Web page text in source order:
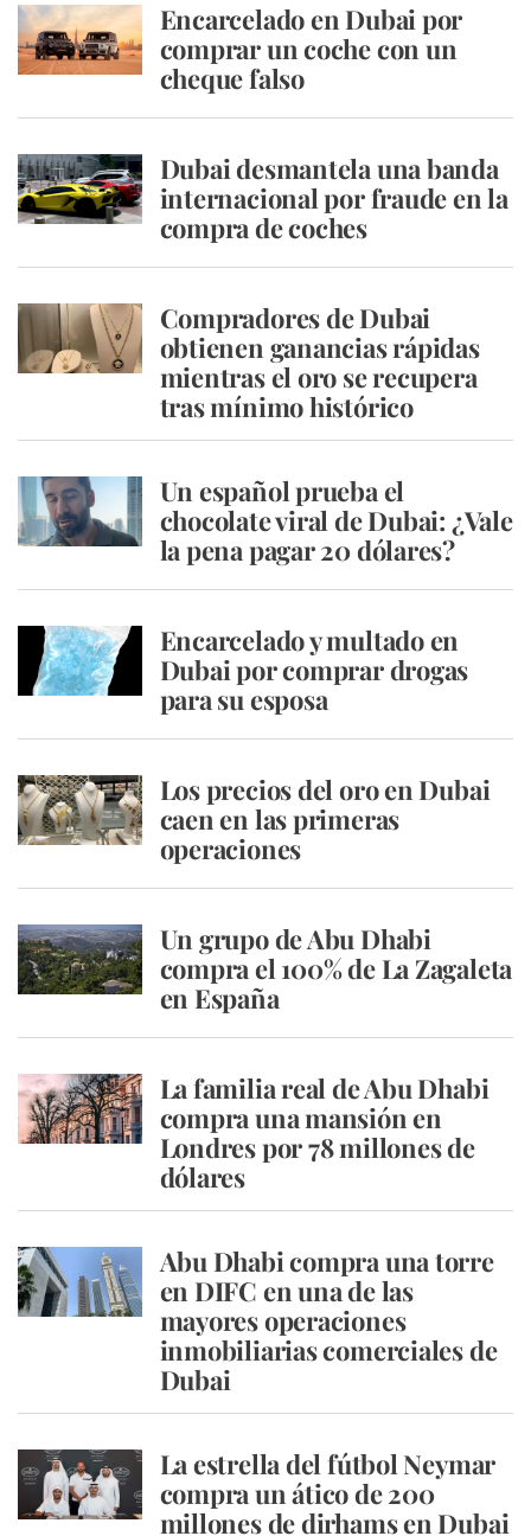
Encarcelado en Dubai por
comprar un coche con un
cheque falso
Dubai desmantela una banda
internacional por fraude en la
compra de coches
Compradores de Dubai
obtienen ganancias rápidas
mientras el oro se recupera
tras mínimo histórico
Un español prueba el
chocolate viral de Dubai: ¿Vale
la pena pagar 20 dólares?
Encarcelado y multado en
Dubai por comprar drogas
para su esposa
Los precios del oro en Dubai
caen en las primeras
operaciones
Un grupo de Abu Dhabi
compra el 100% de La Zagaleta
en España
La familia real de Abu Dhabi
compra una mansión en
Londres por 78 millones de
dólares
Abu Dhabi compra una torre
en DIFC en una de las
mayores operaciones
inmobiliarias comerciales de
Dubai
La estrella del fútbol Neymar
compra un ático de 200
millones de dirhams en Dubai